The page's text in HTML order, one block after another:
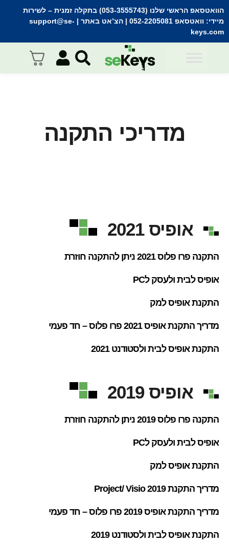
הוואטסאפ הראשי שלנו (053-3555743) בתקלה זמנית
– לשירות
מיידי: וואטסאפ 052-2205081 | הצ’אט באתר | support@se-
keys.com
מדריכי התקנה
אופיס 2021
התקנה פרו פלוס 2021 ניתן להתקנה חוזרת
אופיס לבית ולעסק לPC
התקנת אופיס למק
מדריך התקנת אופיס 2021 פרו פלוס – חד פעמי
התקנת אופיס לבית ולסטודנט 2021
אופיס 2019
התקנה פרו פלוס 2019 ניתן להתקנה חוזרת
אופיס לבית ולעסק לPC
התקנת אופיס למק
מדריך התקנת Project/ Visio 2019
מדריך התקנת אופיס 2019 פרו פלוס – חד פעמי
התקנת אופיס לבית ולסטודנט 2019